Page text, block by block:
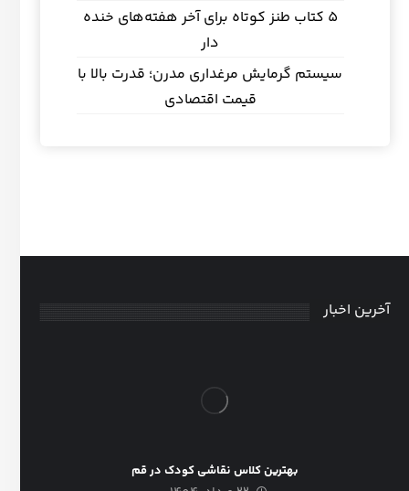
5 کتاب طنز کوتاه برای آخر هفته‌های خنده
دار
سیستم گرمایش مرغداری مدرن؛ قدرت بالا با
قیمت اقتصادی
آخرین اخبار
بهترین کلاس نقاشی کودک در قم